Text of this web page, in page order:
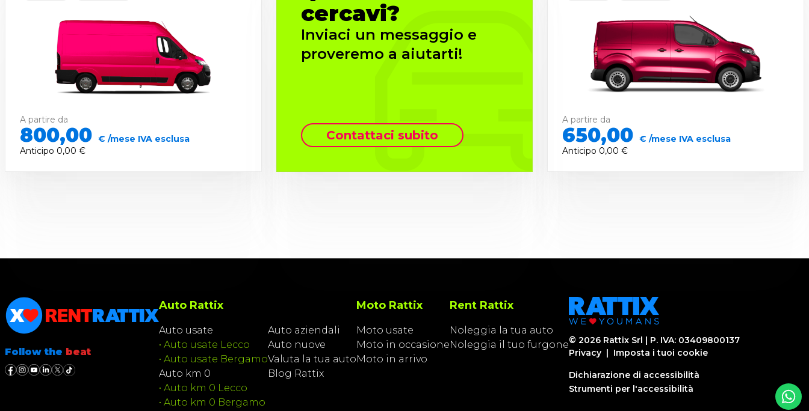
A partire da
800,00 € /mese IVA esclusa
Anticipo 0,00 €
cercavi?
Inviaci un messaggio e
proveremo a aiutarti!
Contattaci subito
A partire da
650,00€ /mese IVA esclusa
Anticipo 0,00 €
Follow the beat
Auto Rattix
Auto usate
• Auto usate Lecco
• Auto usate Bergamo
Auto km 0
• Auto km 0 Lecco
• Auto km 0 Bergamo
Auto aziendali
Auto nuove
Valuta la tua auto
Blog Rattix
Moto Rattix
Moto usate
Moto in occasione
Moto in arrivo
Rent Rattix
Noleggia la tua auto
Noleggia il tuo furgone© 2026 Rattix Srl | P. IVA: 03409800137
Privacy | Imposta i tuoi cookie
Dichiarazione di accessibilità
Strumenti per l'accessibilità